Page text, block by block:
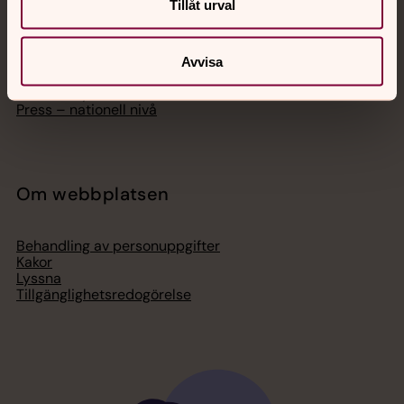
Tillåt urval
Avvisa
Lediga jobb
Ge en gåva
Svenska kyrkan i utlandet
Press – nationell nivå
Om webbplatsen
Behandling av personuppgifter
Kakor
Lyssna
Tillgänglighetsredogörelse